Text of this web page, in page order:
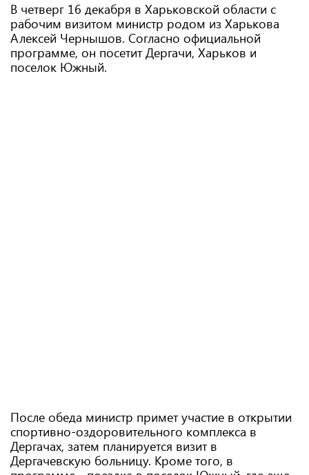
В четверг 16 декабря в Харьковской области с
рабочим визитом министр родом из Харькова
Алексей Чернышов. Согласно официальной
программе, он посетит Дергачи, Харьков и
поселок Южный.
После обеда министр примет участие в открытии
спортивно-оздоровительного комплекса в
Дергачах, затем планируется визит в
Дергачевскую больницу. Кроме того, в